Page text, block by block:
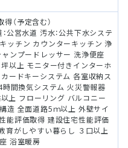
（予定含む）
公営水道 汚水：公共下水システ
ッチン カウンターキッチン 浄
ンプードレッサー 洗浄便座
以上 モニター付きインターホ
ードキーシステム 各室収納ス
間換気システム 火災警報器
以上 フローリング バルコニー
造 全面道路5ｍ以上 外壁サイ
能評価取得 建設住宅性能評価
育がしやすい暮らし ３口以上
浴室暖房